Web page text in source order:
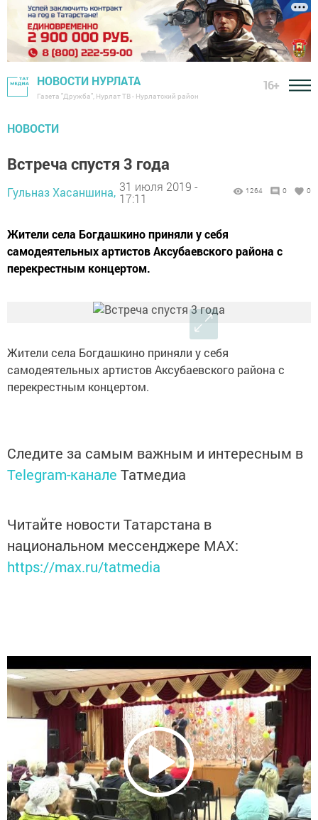
НОВОСТИ НУРЛАТА
Газета "Дружба", Нурлат ТВ - Нурлатский район
16+
НОВОСТИ
Встреча спустя 3 года
Гульназ Хасаншина, 31 июля 2019 -
17:11
1264 0 0
Жители села Богдашкино приняли у себя
самодеятельных артистов Аксубаевского района с
перекрестным концертом.
Жители села Богдашкино приняли у себя
самодеятельных артистов Аксубаевского района с
перекрестным концертом.
Следите за самым важным и интересным в
Telegram-канале Татмедиа
Читайте новости Татарстана в
национальном мессенджере MАХ:
https://max.ru/tatmedia